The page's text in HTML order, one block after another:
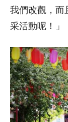
我們改觀，而
采活動呢！」